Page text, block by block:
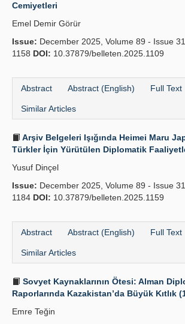
Cemiyetleri
Emel Demir Görür
Issue: December 2025, Volume 89 - Issue
1158 DOI: 10.37879/belleten.2025.1109
Abstract Abstract (English) Full Text
Similar Articles
Arşiv Belgeleri Işığında Heimei Maru
Türkler İçin Yürütülen Diplomatik
Yusuf Dinçel
Issue: December 2025, Volume 89 - Issue
1184 DOI: 10.37879/belleten.2025.1159
Abstract Abstract (English) Full Text
Similar Articles
Sovyet Kaynaklarının Ötesi: Alman
Raporlarında Kazakistan’da Büyük Kıtlık
Emre Teğin